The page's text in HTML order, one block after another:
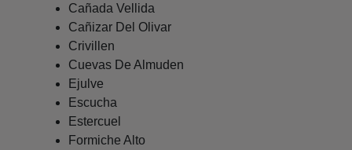
Cañada Vellida
Cañizar Del Olivar
Crivillen
Cuevas De Almuden
Ejulve
Escucha
Estercuel
Formiche Alto